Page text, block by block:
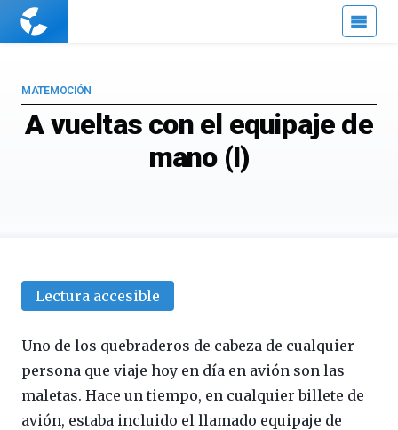
Cuaderno
A vueltas con el equipaje de
mano (I)
MATEMOCIÓN
Lectura accesible
Uno de los quebraderos de cabeza de cualquier
persona que viaje hoy en día en avión son las
maletas. Hace un tiempo, en cualquier billete de
avión, estaba incluido el llamado equipaje de